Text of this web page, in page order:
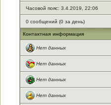
Часовой пояс: 3.4.2019, 22:06
0 сообщений (0 за день)
Контактная информация
Нет данных
Нет данных
Нет данных
Нет данных